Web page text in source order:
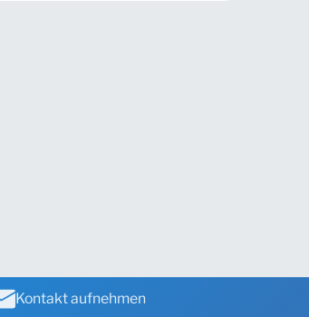
Kontakt aufnehmen